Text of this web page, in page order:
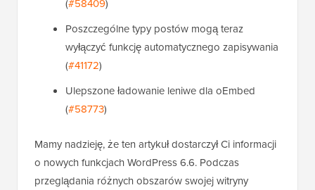
(#58409)
Poszczególne typy postów mogą teraz
wyłączyć funkcję automatycznego zapisywania
(#41172)
Ulepszone ładowanie leniwe dla oEmbed
(#58773)
Mamy nadzieję, że ten artykuł dostarczył Ci informacji
o nowych funkcjach WordPress 6.6. Podczas
przeglądania różnych obszarów swojej witryny